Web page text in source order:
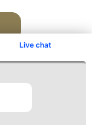
Live chat